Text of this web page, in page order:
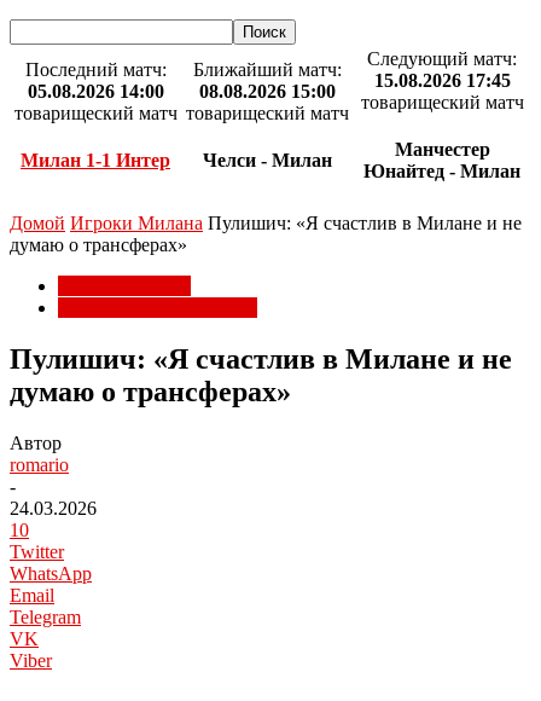
Последний матч:
05.08.2026 14:00
товарищеский матч
Милан 1-1 Интер
Ближайший матч:
08.08.2026 15:00
товарищеский матч
Челси - Милан
Следующий матч:
15.08.2026 17:45
товарищеский матч
Манчестер
Юнайтед - Милан
Домой Игроки Милана Пулишич: «Я счастлив в Милане и не
думаю о трансферах»
Пулишич: «Я счастлив в Милане и не
думаю о трансферах»
Автор
romario
-
24.03.2026
10
Twitter
WhatsApp
Email
Telegram
VK
Viber